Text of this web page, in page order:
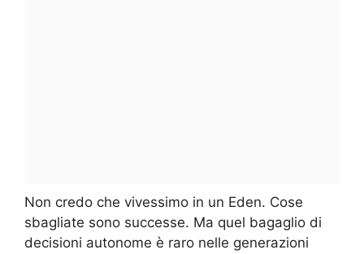
Non credo che vivessimo in un Eden. Cose
sbagliate sono successe. Ma quel bagaglio di
decisioni autonome è raro nelle generazioni